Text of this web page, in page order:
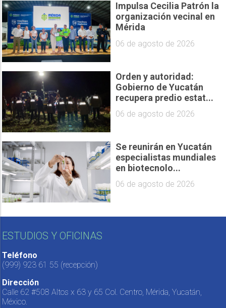
Impulsa Cecilia Patrón la
organización vecinal en
Mérida
06 de agosto de 2026
Orden y autoridad:
Gobierno de Yucatán
recupera predio estat...
06 de agosto de 2026
Se reunirán en Yucatán
especialistas mundiales
en biotecnolo...
06 de agosto de 2026
ESTUDIOS Y OFICINAS
Teléfono
(999) 923 61 55 (recepción)
Dirección
Calle 62 #508 Altos x 63 y 65 Col. Centro, Mérida, Yucatán,
México.